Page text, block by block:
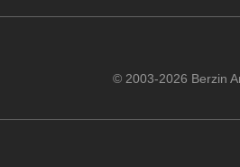
© 2003-2026 Berzin